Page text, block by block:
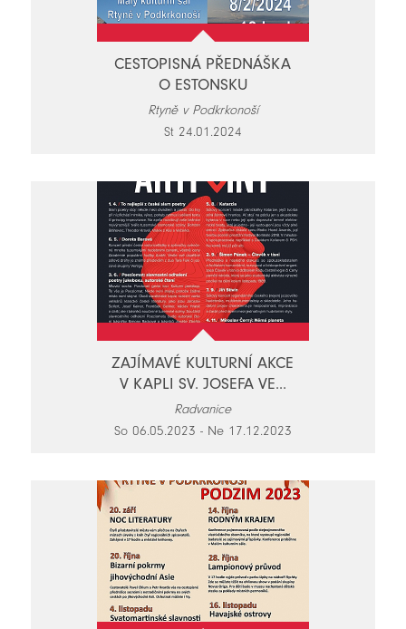
CESTOPISNÁ PŘEDNÁŠKA
O ESTONSKU
Rtyně v Podkrkonoší
St 24.01.2024
ZAJÍMAVÉ KULTURNÍ AKCE
V KAPLI SV. JOSEFA VE...
Radvanice
So 06.05.2023 - Ne 17.12.2023